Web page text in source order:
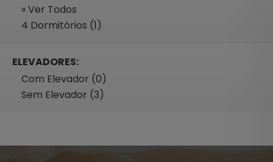
» Ver Todos
4 Dormitórios (1)
ELEVADORES:
Com Elevador (0)
Sem Elevador (3)